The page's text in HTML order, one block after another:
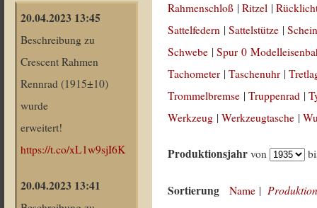
20.04.2023 13:45
Beschreibung zu
Crescent Rahmen
Rennrad (1915±10)
wurde
erweitert!
https://t.co/xL1w9sjI6K
20.04.2023 13:41
Rahmenschloß |Ritzel |
Sattelfedern |Sattelstütze |
Schwebe |Spur 0
Tachometer |Taschenuhr |
Trommelbremse |Truppenrad |
Werkzeug |Werkzeugtasche |
Produktionsjahr von
Sortierung Name |